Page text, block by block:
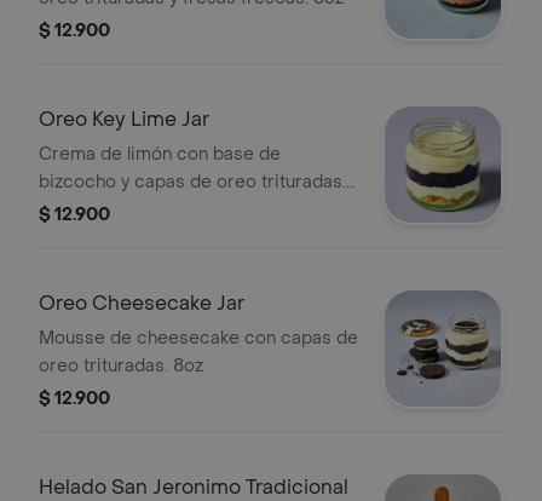
$ 12.900
Oreo Key Lime Jar
Crema de limón con base de
bizcocho y capas de oreo trituradas.
8oz
$ 12.900
Oreo Cheesecake Jar
Mousse de cheesecake con capas de
oreo trituradas. 8oz
$ 12.900
Helado San Jeronimo Tradicional